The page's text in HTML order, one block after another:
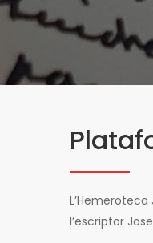
l’escriptor